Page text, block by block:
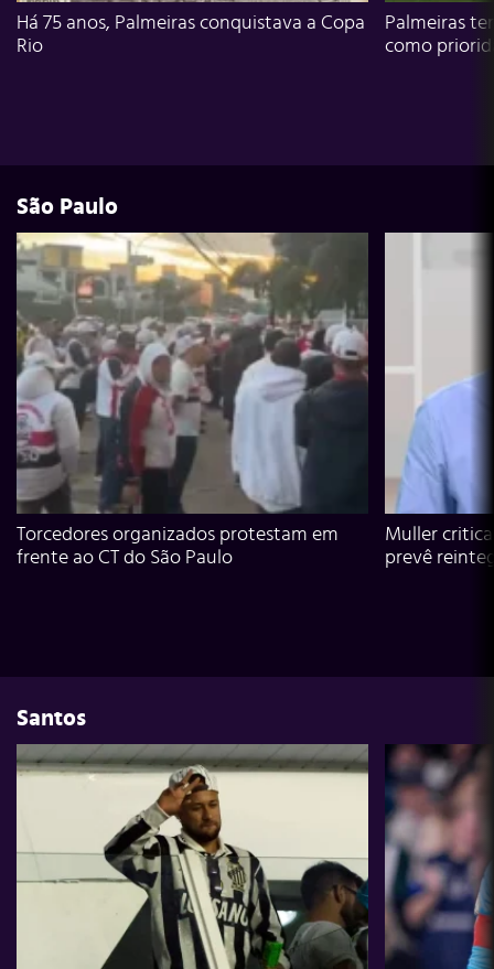
Há 75 anos, Palmeiras conquistava a Copa
Rio
Palmeiras
como
São Paulo
Torcedores organizados protestam em
frente ao CT do São Paulo
Muller
prevê
Santos